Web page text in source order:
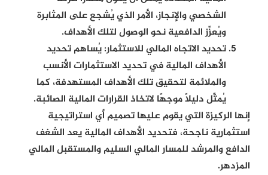
الشخصي والإنجاز، الأمر الذي يُشجع على المثابرة
ويُعزِّز الدافعية نحو الوصول لتلك الأهداف.
تحديد الاتجاه المالي للاستثمار:يُساهم تحديد
الأهداف المالية في تحديد الاستثمارات الأنسب
والملائمة لتحقيق تلك الأهداف المستهدفة، كما
يُمثِّل دليلًا موجهًا لاتخاذ القرارات المالية الصائبة.
إنها الركيزة التي يقوم عليها تصميم أي استراتيجية
استثمارية ناجحة، فتحديد الأهداف المالية يعد الشغف
الدافع والمرشد للمسار المالي السليم والمستقبل المالي
المزدهر.